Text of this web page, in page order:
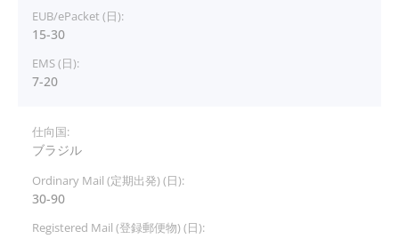
15-30
7-20
ブラジル
30-90